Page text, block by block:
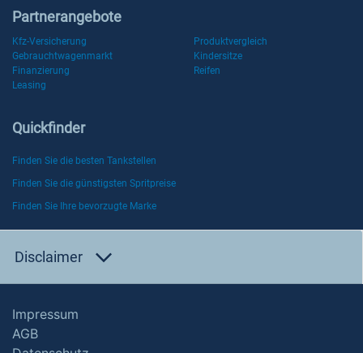
Partnerangebote
Kfz-Versicherung
Produktvergleich
Gebrauchtwagenmarkt
Kindersitze
Finanzierung
Reifen
Leasing
Quickfinder
Finden Sie die besten Tankstellen
Finden Sie die günstigsten Spritpreise
Finden Sie Ihre bevorzugte Marke
Disclaimer
Impressum
AGB